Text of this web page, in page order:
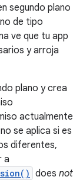
segundo plano
de tipo
ve que tu app
y arroja
plano y crea
actualmente
se aplica si es
diferentes,
a
does not